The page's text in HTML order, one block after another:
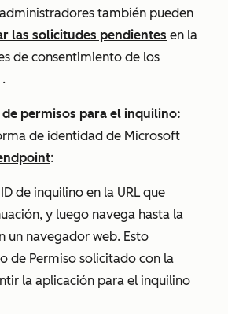
también pueden
las solicitudes pendientes en la
de consentimiento de los
.
permisos para el inquilino:
de identidad de Microsoft
:
de inquilino en la URL que
y luego navega hasta la
un navegador web. Esto
de Permiso solicitado con la
la aplicación para el inquilino